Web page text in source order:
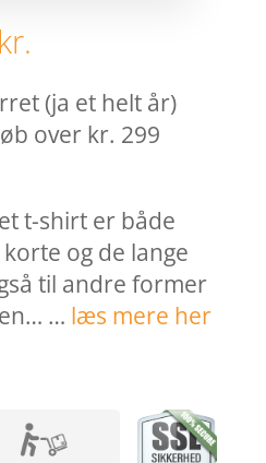
kr.
(ja et helt år)
over kr. 299
t-shirt er både
og de lange
til andre former
… læs mere her